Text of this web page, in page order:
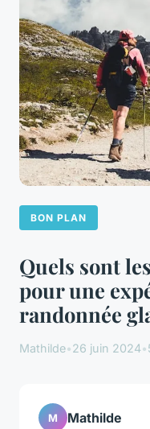
BON PLAN
Quels sont
pour une
randonnée
Mathilde•26 juin 2024•
M Mathilde